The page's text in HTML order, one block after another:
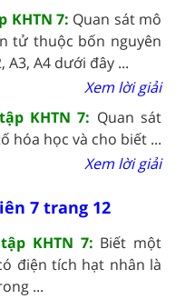
KHTN 7: Quan sát mô
tử thuộc bốn nguyên
A3, A4 dưới đây ...
Xem lời giải
KHTN 7: Quan sát
hóa học và cho biết ...
Xem lời giải
7 trang 12
KHTN 7: Biết một
điện tích hạt nhân là
...